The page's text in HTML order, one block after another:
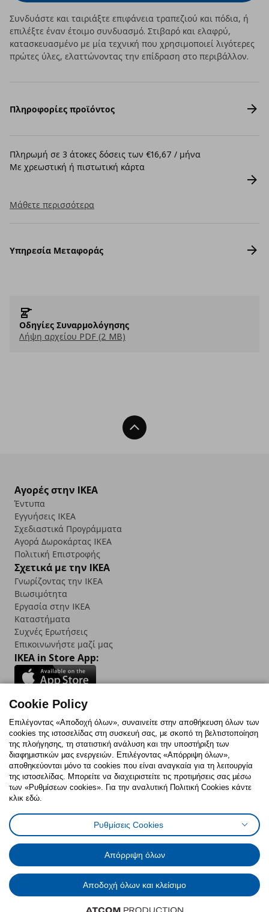
Συνδυάστε και ταιριάξτε επιφάνεια τραπεζιού και πόδια, ή
επιλέξτε έναν έτοιμο συνδυασμό. Στιβαρό και ελαφρύ,
κατασκευασμένο με μία τεχνική που χρησιμοποιεί λιγότερες
πρώτες ύλες, ελαττώνοντας την επίδραση στο περιβάλλον.
Πληροφορίες προϊόντος
Πληρωμή σε 3 άτοκες δόσεις των €16,67 / μήνα
Με χρεωστική ή πιστωτική κάρτα
Μάθετε περισσότερα
Υπηρεσία Μεταφοράς
Οδηγίες Συναρμολόγησης
Λήψη αρχείου PDF (2 MB)
Back To Top
Αγορές στην IKEA
Έντυπα
Εγγυήσεις IKEA
Σχεδιαστικά Προγράμματα
Αγορά Δωρoκάρτας IKEA
Πολιτική Επιστροφής
Σχετικά με την IKEA
Γνωρίζοντας την IKEA
Βιωσιμότητα
Εργασία στην IKEA
Καταστήματα
Συχνές Ερωτήσεις
Επικοινωνήστε μαζί μας
IKEA in Store App:
Follow us:
FacebookInstagram
TikTokYoutubePinterestTwitter
Πολιτική CookiesΔήλωση ψηφιακής προσβασιμότητας
Ρυθμίσεις cookiesΌροι Χρήσης
Γενική Πολιτική Προσωπικών Δεδομένων
Πολιτική Προσωπικών Δεδομένων για ΙΚΕΑ.gr
Κώδικας Καταναλωτικής Δεοντολογίας
© Inter-IKEA Systems B.V. 1999 - 2025
Cookie Policy
Επιλέγοντας «Αποδοχή όλων», συναινείτε στην αποθήκευση όλων των
cookies της ιστοσελίδας στη συσκευή σας, με σκοπό τη βελτιστοποίηση
της πλοήγησης, τη στατιστική ανάλυση και την υποστήριξη των
διαφημιστικών μας ενεργειών. Επιλέγοντας «Απόρριψη όλων»,
αποθηκεύονται μόνο τα cookies που είναι αναγκαία για τη λειτουργία
της ιστοσελίδας. Μπορείτε να διαχειριστείτε τις προτιμήσεις σας μέσω
των «Ρυθμίσεων cookies». Για την αναλυτική Πολιτική Cookies κάντε
κλικ εδώ.
Ρυθμίσεις Cookies
Απόρριψη όλων
Αποδοχή όλων και κλείσιμο